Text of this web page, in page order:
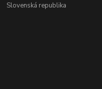
Slovenská republika